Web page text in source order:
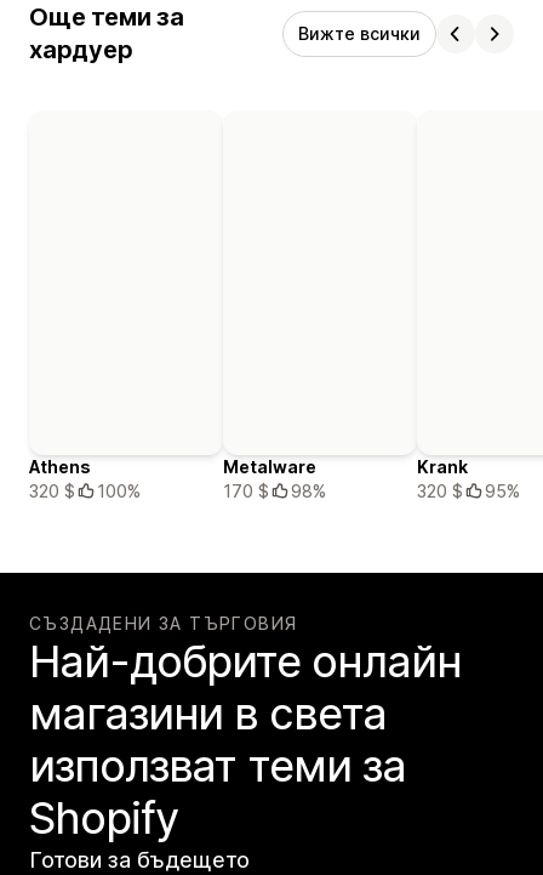
Още теми за
хардуер
Вижте всички
Athens
320 $
100%
Metalware
170 $
98%
Krank
320 $
95%
СЪЗДАДЕНИ ЗА ТЪРГОВИЯ
Най-добрите онлайн
магазини в света
използват теми за
Shopify
Готови за бъдещето